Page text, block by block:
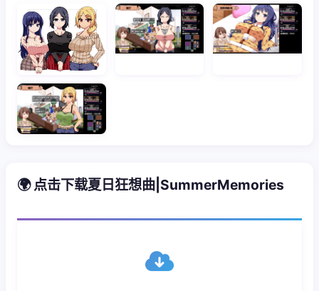
🌍 点击下载夏日狂想曲|SummerMemories